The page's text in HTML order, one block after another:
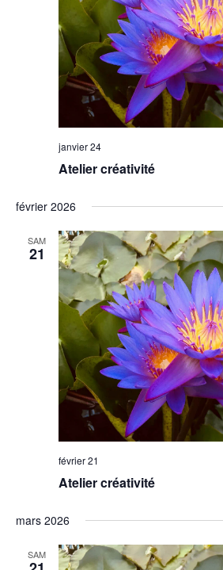
janvier 24
Atelier créativité
février 2026
SAM
21
février 21
Atelier créativité
mars 2026
SAM